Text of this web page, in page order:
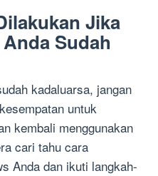
Jika
Sudah
kadaluarsa, jangan
untuk
kembali menggunakan
cari tahu cara
Anda dan ikuti langkah-